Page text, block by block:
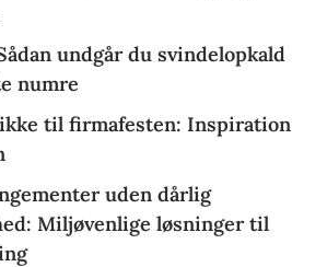
undgår du svindelopkald
numre
til firmafesten: Inspiration
uden dårlig
Miljøvenlige løsninger til